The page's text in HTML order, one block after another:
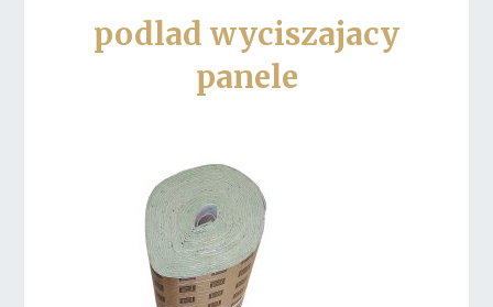
podlad wyciszajacy
panele